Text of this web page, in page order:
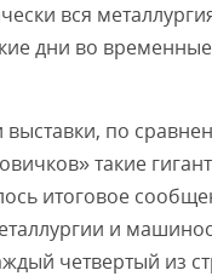
вся
дни во
по
такие
итоговое
и
четвертый из